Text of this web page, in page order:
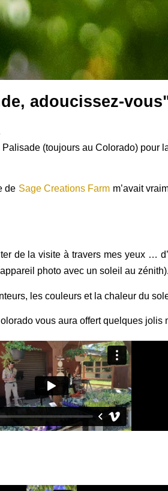
adoucissez-
(toujours au Colorado) pour
de Sage Creations Farm m’avait
de la visite à travers mes yeux …
photo avec un soleil au zénith).
les couleurs et la chaleur du
vous aura offert quelques jolis